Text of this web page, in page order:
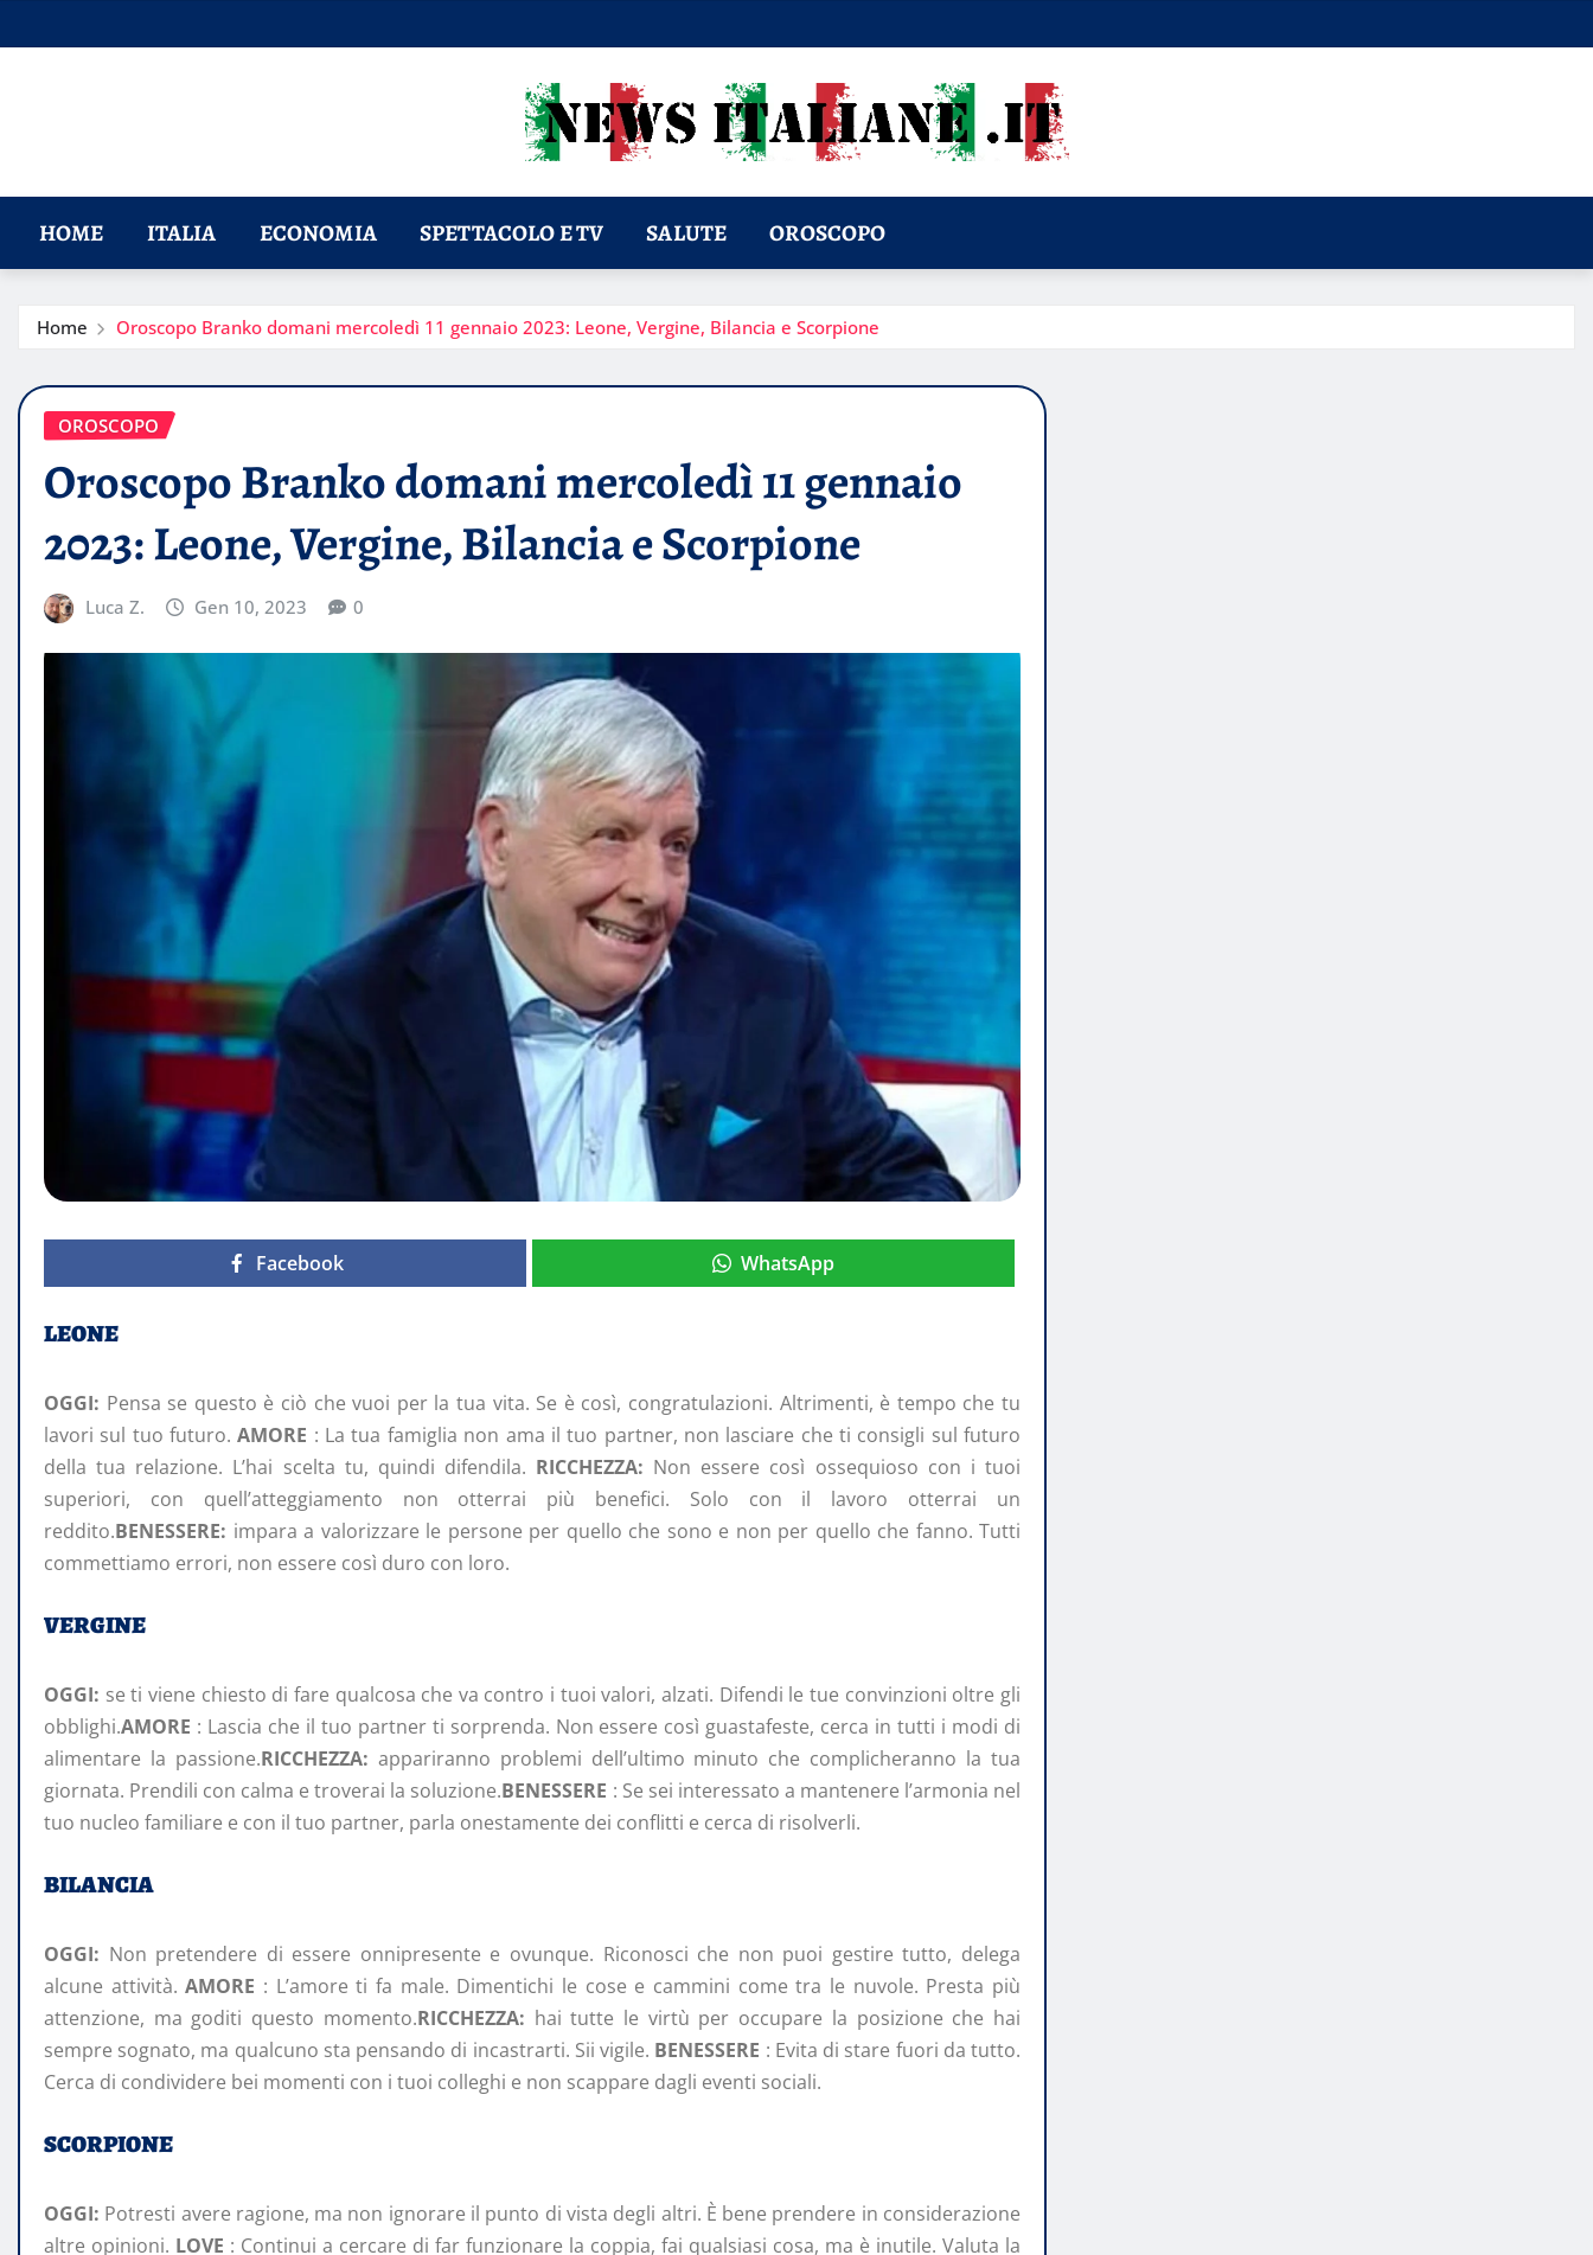
to
HOME ITALIA ECONOMIA SPETTACOLO E TV SALUTE OROSCOPO
Home Oroscopo Branko domani mercoledì 11 gennaio 2023: Leone, Vergine, Bilancia e Scorpione
OROSCOPO
Oroscopo Branko domani mercoledì 11 gennaio
2023: Leone, Vergine, Bilancia e Scorpione
Luca Z. Gen 10, 2023 0
Facebook WhatsApp
LEONE
OGGI: Pensa se questo è ciò che vuoi per la tua vita. Se è così, congratulazioni. Altrimenti, è tempo che tu
lavori sul tuo futuro.AMORE : La tua famiglia non ama il tuo partner, non lasciare che ti consigli sul futuro
della tua relazione. L’hai scelta tu, quindi difendila. RICCHEZZA: Non essere così ossequioso con i tuoi
superiori, con quell’atteggiamento non otterrai più benefici. Solo con il lavoro otterrai un
reddito.BENESSERE: impara a valorizzare le persone per quello che sono e non per quello che fanno. Tutti
commettiamo errori, non essere così duro con loro.
VERGINE
OGGI: se ti viene chiesto di fare qualcosa che va contro i tuoi valori, alzati. Difendi le tue convinzioni oltre gli
obblighi.AMORE : Lascia che il tuo partner ti sorprenda. Non essere così guastafeste, cerca in tutti i modi di
alimentare la passione.RICCHEZZA: appariranno problemi dell’ultimo minuto che complicheranno la tua
giornata. Prendili con calma e troverai la soluzione.BENESSERE : Se sei interessato a mantenere l’armonia nel
tuo nucleo familiare e con il tuo partner, parla onestamente dei conflitti e cerca di risolverli.
BILANCIA
OGGI: Non pretendere di essere onnipresente e ovunque. Riconosci che non puoi gestire tutto, delega
alcune attività.AMORE : L’amore ti fa male. Dimentichi le cose e cammini come tra le nuvole. Presta più
attenzione, ma goditi questo momento.RICCHEZZA: hai tutte le virtù per occupare la posizione che hai
sempre sognato, ma qualcuno sta pensando di incastrarti. Sii vigile. BENESSERE : Evita di stare fuori da tutto.
Cerca di condividere bei momenti con i tuoi colleghi e non scappare dagli eventi sociali.
SCORPIONE
OGGI: Potresti avere ragione, ma non ignorare il punto di vista degli altri. È bene prendere in considerazione
altre opinioni. LOVE : Continui a cercare di far funzionare la coppia, fai qualsiasi cosa, ma è inutile. Valuta la